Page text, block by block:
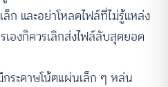
และอย่าโหลดไฟล์ที่ไม่รู้แหล่ง
องก็ควรเลิกส่งไฟล์ลับสุดยอด
ระดาษโน้ตแผ่นเล็ก ๆ หล่น